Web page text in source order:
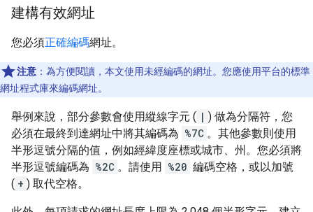
建構有效網址
您必須正確編碼網址。
注意 ：為方便閱讀，本文使用未經編碼的網址。您應使用平台的標準
網址程式庫來編碼網址。
舉例來說，部分參數會使用縱線字元 ( | ) 做為分隔符，您
必須在最終到達網址中將其編碼為 %7C 。其他參數則使用
半形逗號分隔的值，例如經緯度座標或城市、州。您必須將
半形逗號編碼為 %2C 。請使用 %20 編碼空格，或以加號
( + ) 取代空格。